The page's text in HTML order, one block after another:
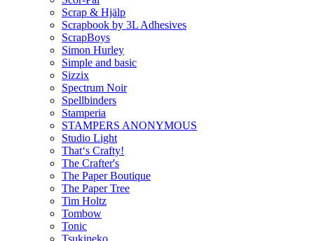
Scrap & Hjälp
Scrapbook by 3L Adhesives
ScrapBoys
Simon Hurley
Simple and basic
Sizzix
Spectrum Noir
Spellbinders
Stamperia
STAMPERS ANONYMOUS
Studio Light
That‘s Crafty!
The Crafter's
The Paper Boutique
The Paper Tree
Tim Holtz
Tombow
Tonic
Tsukineko